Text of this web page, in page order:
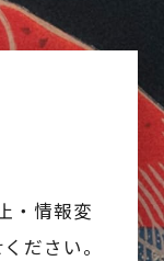
・情報変
ださい。